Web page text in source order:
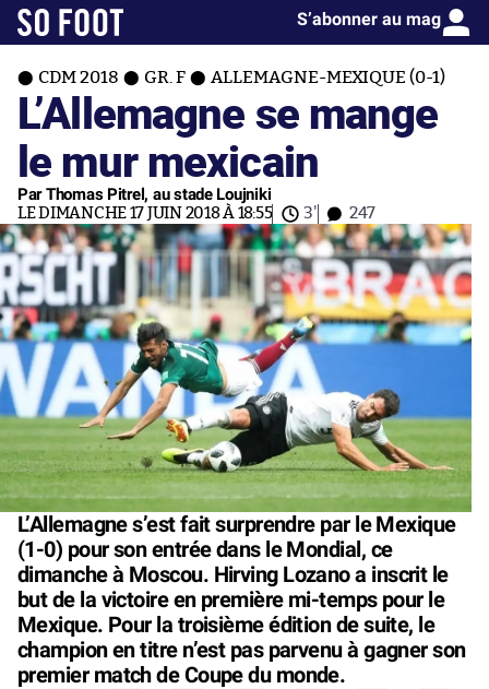
S’abonner au mag
CDM 2018 GR. F ALLEMAGNE-MEXIQUE (0-1)
L’Allemagne se mange
le mur mexicain
Par Thomas Pitrel, au stade Loujniki
LE DIMANCHE 17 JUIN 2018 À 18:55 3' 247
L’Allemagne s’est fait surprendre par le Mexique
(1-0) pour son entrée dans le Mondial, ce
dimanche à Moscou. Hirving Lozano a inscrit le
but de la victoire en première mi-temps pour le
Mexique. Pour la troisième édition de suite, le
champion en titre n’est pas parvenu à gagner son
premier match de Coupe du monde.